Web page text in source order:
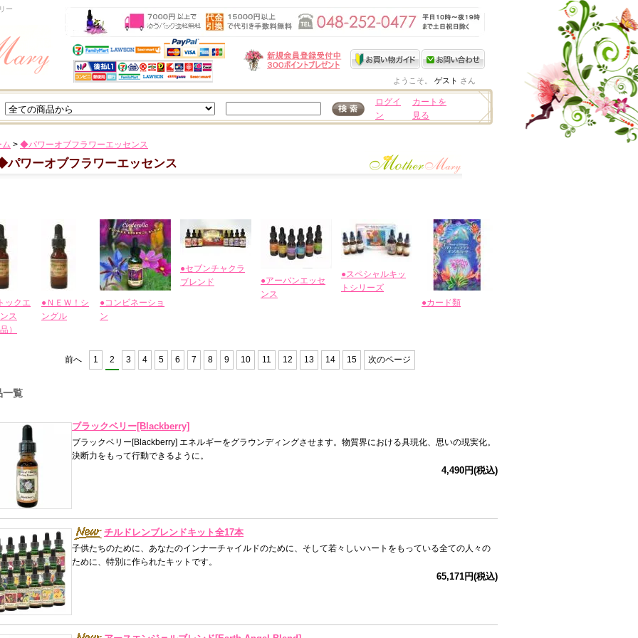
ー
ようこそ。 ゲスト さん
ログイ
ン
カートを
見る
ム > ◆パワーオブフラワーエッセンス
パワーオブフラワーエッセンス
ックエ
ス
）
●ＮＥＷ！シ
ングル
●コンビネーショ
ン
●セブンチャクラ
ブレンド
●アーバンエッセ
ンス
●スペシャルキッ
トシリーズ
●カード類
前へ 1 2 3 4 5 6 7 8 9 10 11 12 13 14 15 次のページ
一覧
ブラックベリー[Blackberry]
ブラックベリー[Blackberry] エネルギーをグラウンディングさせます。物質界における具現化、思いの現実化。
決断力をもって行動できるように。
4,490円(税込)
チルドレンブレンドキット全17本
子供たちのために、あなたのインナーチャイルドのために、そして若々しいハートをもっている全ての人々の
ために、特別に作られたキットです。
65,171円(税込)